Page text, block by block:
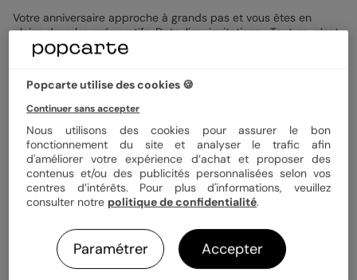
Votre anniversaire approche à grands pas et vous êtes en
pleins dans les préparatifs. Date, lieu, invitations… Tout ça, c’est
fait !
nourriture, les animations et… la musique ! Eh oui, une bonne
pas par où commencer ? Découvrez tous nos conseils pour
mettre une ambiance de folie lors de votre anniversaire avec de
la bonne musique qui plaira à vos invités ! Et n’oubliez pas de
vous amuser en préparant votre playlist d’anniversaire ! À ce
propos, n’hésitez pas à envoyer une bellecarte d’anniversaireà
vos invités !
Avant de commencer le choix des chansons qui survolteront
vos invités, vous devez d’abord réfléchir à la soirée que vous
Popcarte utilise des cookies 🍪
Continuer sans accepter
Nous utilisons des cookies pour assurer le bon
fonctionnement du site et analyser le trafic afin
d'améliorer votre expérience d’achat et proposer des
contenus et/ou des publicités personnalisées selon vos
centres d’intérêts. Pour plus d'informations, veuillez
consulter notre politique de confidentialité.
Paramétrer Accepter